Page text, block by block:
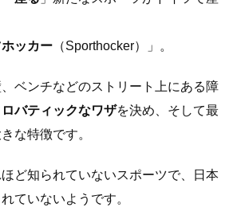
ッカー （Sporthocker）」。
ベンチなどのストリート上にある障
バティックなワザを決め、そして最
な特徴です。
ど知られていないスポーツで、日本
ていないようです。